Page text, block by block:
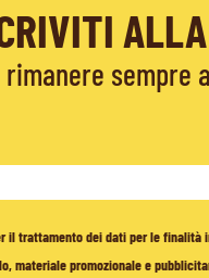
rimanere sempre
il trattamento dei dati per le finalità
materiale promozionale e